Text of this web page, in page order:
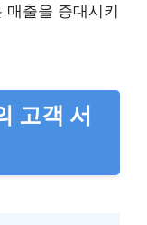
매출을 증대시키
고객 서